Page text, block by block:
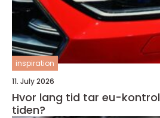
inspiration
11. July 2026
Hvor lang tid tar eu-
tiden?